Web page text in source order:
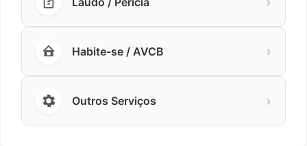
Habite-se / AVCB ›
Outros Serviços ›